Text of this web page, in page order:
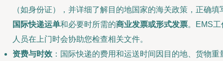
（如身份证），并详细了解目的地国家的海关政策，正确填
国际快递运单和必要时所需的商业发票或形式发票。EMS工
人员在上门时会协助您检查相关文件。
资费与时效 ：国际快递的费用和运送时间因目的地、货物重